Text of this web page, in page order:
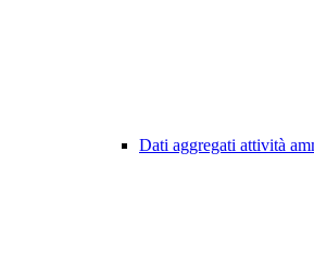
Dati aggregati attività